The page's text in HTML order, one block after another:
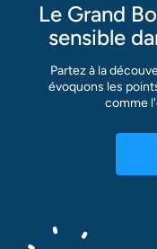
Le Grand
sensible
Partez à la
évoquons les
comme